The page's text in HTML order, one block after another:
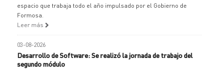
espacio que trabaja todo el año impulsado por el Gobierno de
Formosa.
Leer más
03-08-2026
Desarrollo de Software: Se realizó la jornada de trabajo del
segundo módulo